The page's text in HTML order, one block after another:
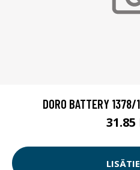
DORO BATTERY
31.85